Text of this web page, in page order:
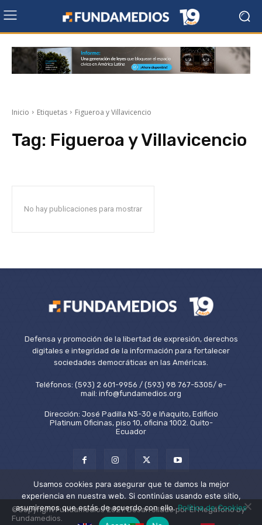
Inicio Etiquetas Figueroa y Villavicencio
Tag: Figueroa y Villavicencio
No hay publicaciones para mostrar
Defensa y promoción de la libertad de expresión, derechos
digitales e integridad de la información para fortalecer
sociedades democráticas en las Américas.
Teléfonos: (593) 2 601-9956 / (593) 98 767-5305/ e-
mail: info@fundamedios.org
Dirección: José Padilla N3-30 e Iñaquito, Edificio
Platinum Oficinas, piso 10, oficina 1002. Quito-
Ecuador
©Copyright Fundamedios 2021. Desarrollado por El Megáfono by
Fundamedios.
Usamos cookies para asegurar que te damos la mejor
experiencia en nuestra web. Si continúas usando este sitio,
asumiremos que estás de acuerdo con ello.Política de Cookies